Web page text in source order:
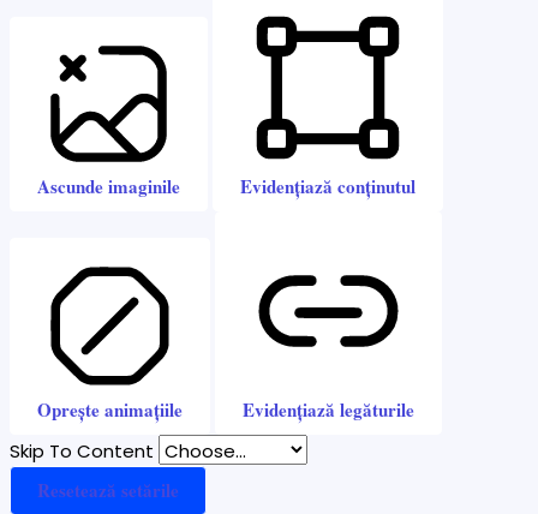
Ascunde imaginile Evidențiază conținutul
Oprește animațiile Evidențiază legăturile
Skip To Content
Resetează setările